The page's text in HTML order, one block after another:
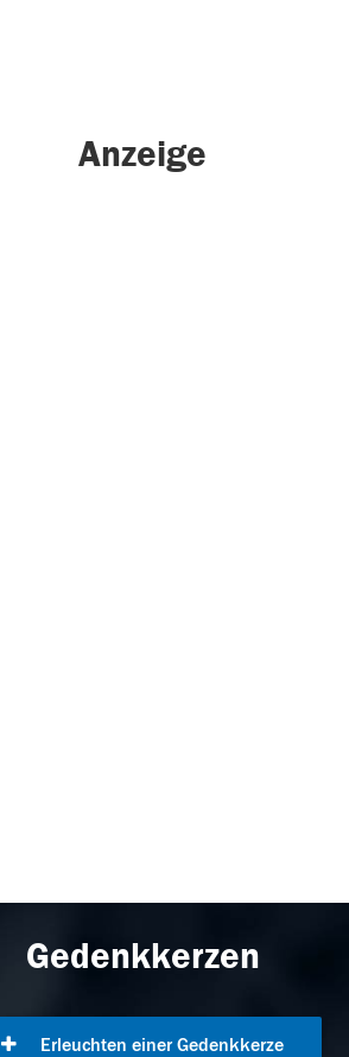
Anzeige
Gedenkkerzen
Erleuchten einer Gedenkkerze